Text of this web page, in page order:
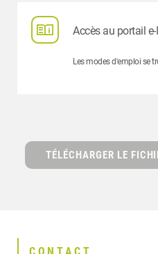
Accès au portail e-
Les modes d'emploi se
TÉLÉCHARGER LE